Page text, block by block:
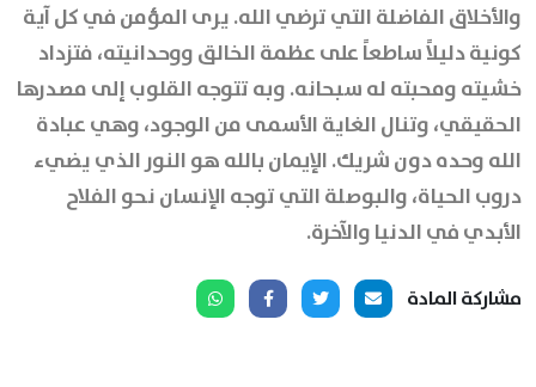
والأخلاق الفاضلة التي ترضي الله. يرى المؤمن في كل آية
كونية دليلاً ساطعاً على عظمة الخالق ووحدانيته، فتزداد
خشيته ومحبته له سبحانه. وبه تتوجه القلوب إلى مصدرها
الحقيقي، وتنال الغاية الأسمى من الوجود، وهي عبادة
الله وحده دون شريك. الإيمان بالله هو النور الذي يضيء
دروب الحياة، والبوصلة التي توجه الإنسان نحو الفلاح
الأبدي في الدنيا والآخرة.
مشاركة المادة